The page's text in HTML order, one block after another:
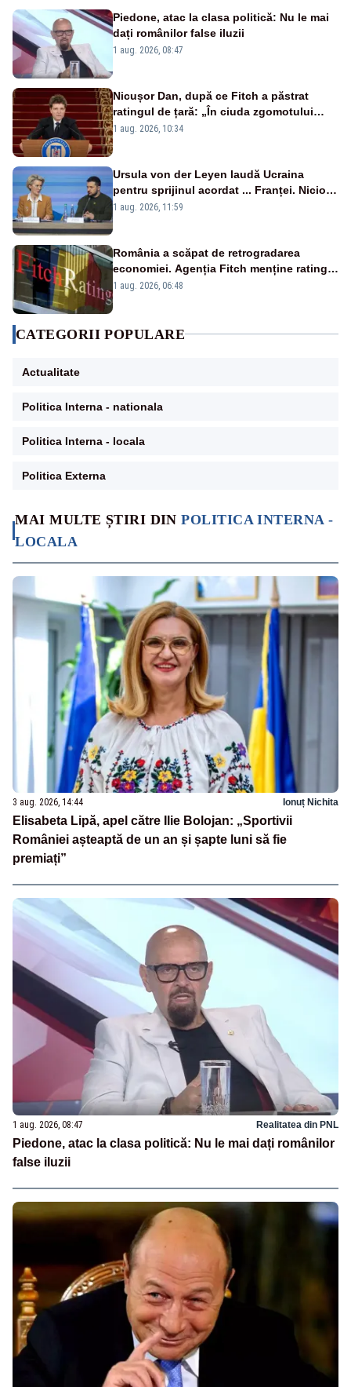
MAI MULTE ȘTIRI DINPOLITICA INTERNA -
LOCALA
3 aug. 2026, 14:44 Ionuț Nichita
Elisabeta Lipă, apel către Ilie Bolojan: „Sportivii
României așteaptă de un an și șapte luni să fie
premiați”
1 aug. 2026, 08:47 Realitatea din PNL
Piedone, atac la clasa politică: Nu le mai dați românilor
false iluzii
Piedone, atac la clasa politică: Nu le mai
dați românilor false iluzii
1 aug. 2026, 08:47
Nicușor Dan, după ce Fitch a păstrat
ratingul de țară: „În ciuda zgomotului
politic, România funcționează”
1 aug. 2026, 10:34
Ursula von der Leyen laudă Ucraina
pentru sprijinul acordat ... Franței. Nicio
reacție privind ajutorul energetic promis
1 aug. 2026, 11:59
România a scăpat de retrogradarea
economiei. Agenția Fitch menține ratingul
„BBB-” cu perspectivă negativă
1 aug. 2026, 06:48
CATEGORII POPULARE
Actualitate
Politica Interna - nationala
Politica Interna - locala
Politica Externa